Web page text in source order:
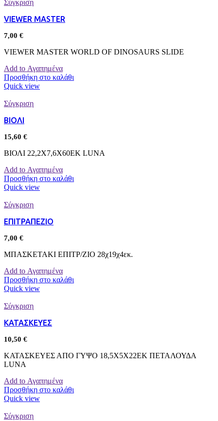
Σύγκριση
VIEWER MASTER
7,00 €
VIEWER MASTER WORLD OF DINOSAURS SLIDE
Add to Αγαπημένα
Προσθήκη στο καλάθι
Quick view
Σύγκριση
ΒΙΟΛΙ
15,60 €
ΒΙΟΛΙ 22,2Χ7,6Χ60ΕΚ LUNA
Add to Αγαπημένα
Προσθήκη στο καλάθι
Quick view
Σύγκριση
ΕΠΙΤΡΑΠΕΖΙΟ
7,00 €
ΜΠΑΣΚΕΤΑΚΙ ΕΠΙΤΡ/ΖΙΟ 28χ19χ4εκ.
Add to Αγαπημένα
Προσθήκη στο καλάθι
Quick view
Σύγκριση
ΚΑΤΑΣΚΕΥΕΣ
10,50 €
ΚΑΤΑΣΚΕΥΕΣ ΑΠΟ ΓΥΨΟ 18,5Χ5Χ22ΕΚ ΠΕΤΑΛΟΥΔΑ
LUNA
Add to Αγαπημένα
Προσθήκη στο καλάθι
Quick view
Σύγκριση